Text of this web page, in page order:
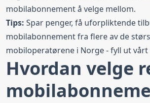
mobilabonnement å velge mellom.
Tips: Spar penger, få uforpliktende
mobilabonnementfra flere av de
mobiloperatørene i Norge - fyll ut
Hvordan velge